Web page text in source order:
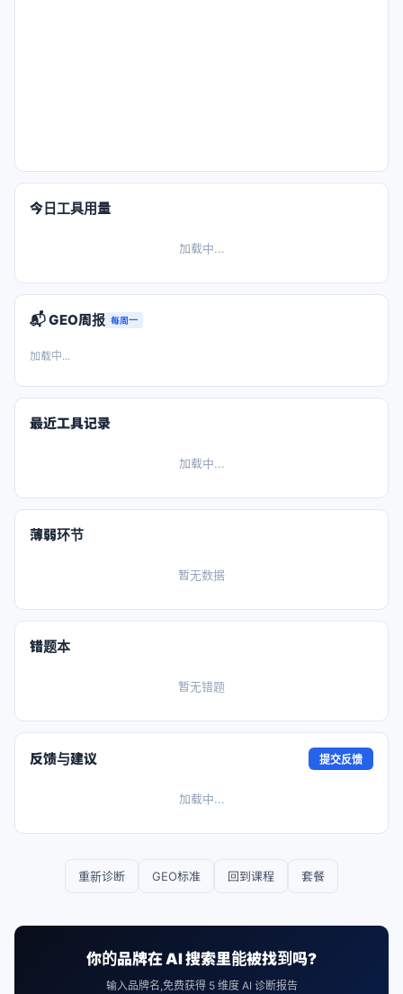
今日工具用量
加载中...
📬 GEO周报 每周一
加载中...
最近工具记录
加载中...
薄弱环节
暂无数据
错题本
暂无错题
反馈与建议 提交反馈
加载中...
重新诊断 GEO标准 回到课程 套餐
你的品牌在 AI 搜索里能被找到吗?
输入品牌名,免费获得 5 维度 AI 诊断报告